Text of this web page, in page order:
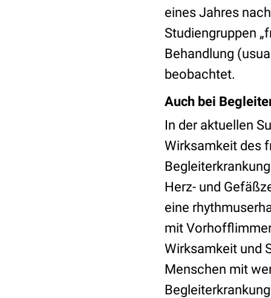
eines Jahres
Studiengruppen
Behandlung
beobachtet.
Auch bei
In der aktuellen
Wirksamkeit des
Herz- und
eine
mit
Wirksamkeit und
Menschen mit